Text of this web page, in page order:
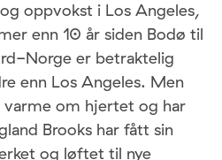
oppvokst i Los Angeles,
enn 10 år siden Bodø til
Norge er betraktelig
enn Los Angeles. Men
varme om hjertet og har
Brooks har fått sin
og løftet til nye